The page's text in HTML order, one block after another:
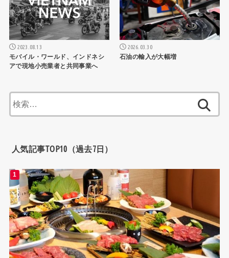
2023.08.13
モバイル・ワールド、インドネシ
アで現地小売業者と共同事業へ
2026.03.30
石油の輸入が大幅増
索:
人気記事TOP10（過去7日）